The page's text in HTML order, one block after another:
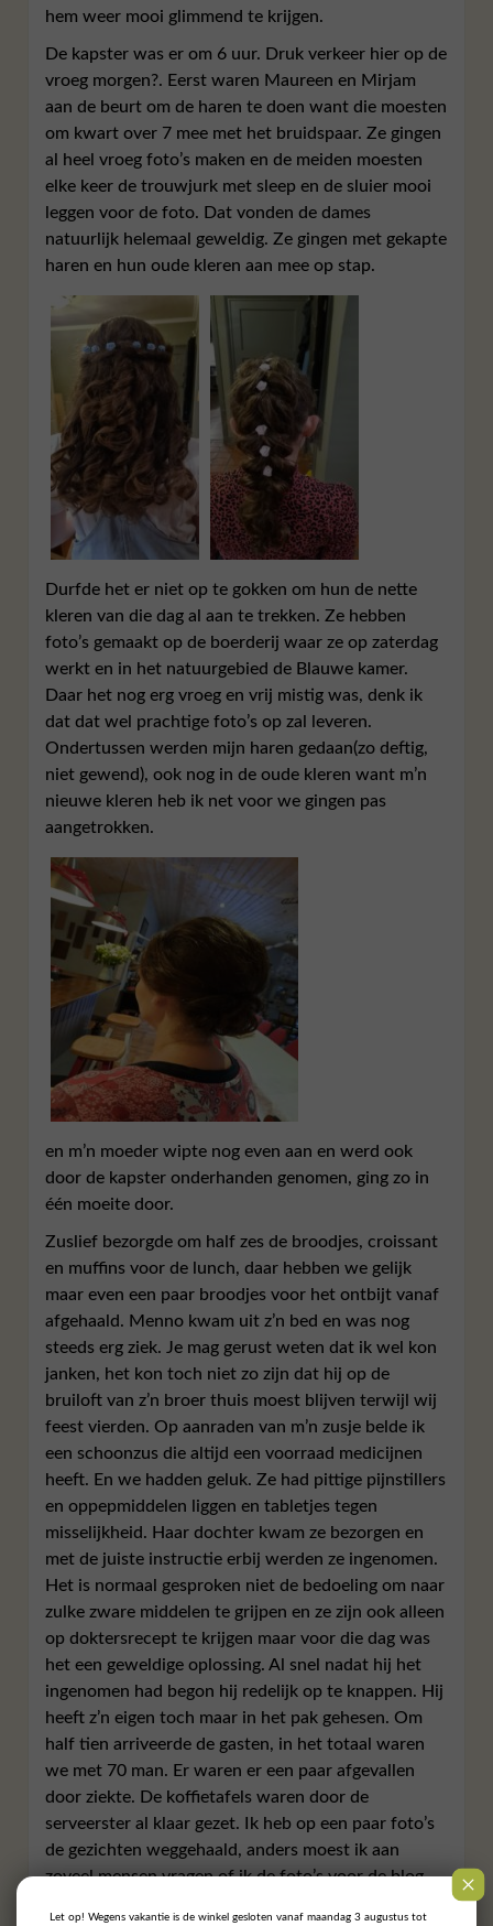
hem weer mooi glimmend te krijgen.
De kapster was er om 6 uur. Druk verkeer hier op de
vroeg morgen?. Eerst waren Maureen en Mirjam
aan de beurt om de haren te doen want die moesten
om kwart over 7 mee met het bruidspaar. Ze gingen
al heel vroeg foto’s maken en de meiden moesten
elke keer de trouwjurk met sleep en de sluier mooi
leggen voor de foto. Dat vonden de dames
natuurlijk helemaal geweldig. Ze gingen met gekapte
haren en hun oude kleren aan mee op stap.
Durfde het er niet op te gokken om hun de nette
kleren van die dag al aan te trekken. Ze hebben
foto’s gemaakt op de boerderij waar ze op zaterdag
werkt en in het natuurgebied de Blauwe kamer.
Daar het nog erg vroeg en vrij mistig was, denk ik
dat dat wel prachtige foto’s op zal leveren.
Ondertussen werden mijn haren gedaan(zo deftig,
niet gewend), ook nog in de oude kleren want m’n
nieuwe kleren heb ik net voor we gingen pas
aangetrokken.
en m’n moeder wipte nog even aan en werd ook
door de kapster onderhanden genomen, ging zo in
één moeite door.
Zuslief bezorgde om half zes de broodjes, croissant
en muffins voor de lunch, daar hebben we gelijk
maar even een paar broodjes voor het ontbijt vanaf
afgehaald. Menno kwam uit z’n bed en was nog
steeds erg ziek. Je mag gerust weten dat ik wel kon
janken, het kon toch niet zo zijn dat hij op de
bruiloft van z’n broer thuis moest blijven terwijl wij
feest vierden. Op aanraden van m’n zusje belde ik
een schoonzus die altijd een voorraad medicijnen
heeft. En we hadden geluk. Ze had pittige pijnstillers
en oppepmiddelen liggen en tabletjes tegen
misselijkheid. Haar dochter kwam ze bezorgen en
met de juiste instructie erbij werden ze ingenomen.
Het is normaal gesproken niet de bedoeling om naar
zulke zware middelen te grijpen en ze zijn ook alleen
op doktersrecept te krijgen maar voor die dag was
het een geweldige oplossing. Al snel nadat hij het
ingenomen had begon hij redelijk op te knappen. Hij
heeft z’n eigen toch maar in het pak gehesen. Om
half tien arriveerde de gasten, in het totaal waren
we met 70 man. Er waren er een paar afgevallen
door ziekte. De koffietafels waren door de
serveerster al klaar gezet. Ik heb op een paar foto’s
de gezichten weggehaald, anders moest ik aan
zoveel mensen vragen of ik de foto’s voor de blog
Let op! Wegens vakantie is de winkel gesloten vanaf maandag 3 augustus tot